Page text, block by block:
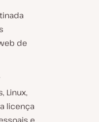
de
Linux,
licença